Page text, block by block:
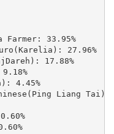
Farmer: 33.95%
27.96%
17.88%
4.45%
Liang Tai):